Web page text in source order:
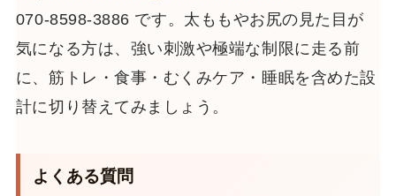
070-8598-3886 です。太ももやお尻の見た目が
気になる方は、強い刺激や極端な制限に走る前
に、筋トレ・食事・むくみケア・睡眠を含めた設
計に切り替えてみましょう。
よくある質問